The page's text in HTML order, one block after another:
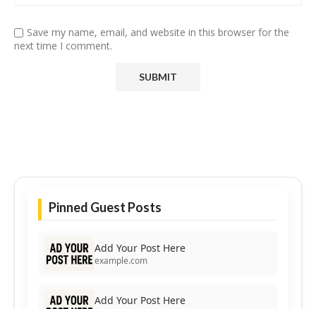
Save my name, email, and website in this browser for the
next time I comment.
Pinned Guest Posts
Add Your Post Here
example.com
Add Your Post Here